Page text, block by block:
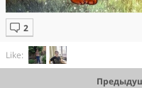
Like: